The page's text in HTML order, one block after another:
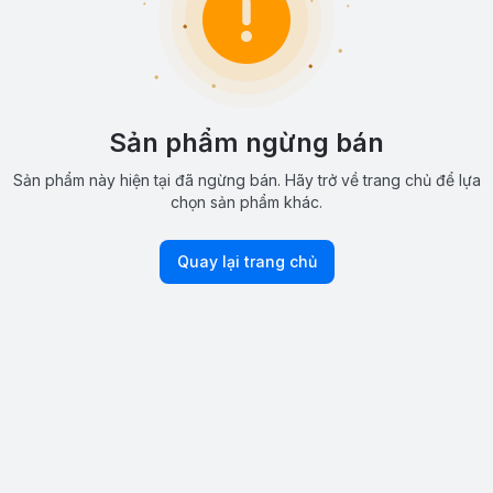
Sản phẩm ngừng bán
Sản phẩm này hiện tại đã ngừng bán. Hãy trở về trang chủ để lựa
chọn sản phẩm khác.
Quay lại trang chủ